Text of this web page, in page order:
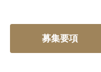
募集要項